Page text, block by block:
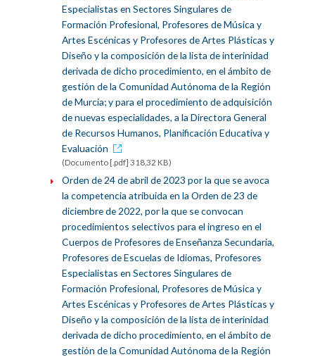
Especialistas en Sectores Singulares de
Formación Profesional, Profesores de Música y
Artes Escénicas y Profesores de Artes Plásticas y
Diseño y la composición de la lista de interinidad
derivada de dicho procedimiento, en el ámbito de
gestión de la Comunidad Autónoma de la Región
de Murcia; y para el procedimiento de adquisición
de nuevas especialidades, a la Directora General
de Recursos Humanos, Planificación Educativa y
Evaluación
(Documento [.pdf] 318,32 KB)
Orden de 24 de abril de 2023 por la que se avoca
la competencia atribuida en la Orden de 23 de
diciembre de 2022, por la que se convocan
procedimientos selectivos para el ingreso en el
Cuerpos de Profesores de Enseñanza Secundaria,
Profesores de Escuelas de Idiomas, Profesores
Especialistas en Sectores Singulares de
Formación Profesional, Profesores de Música y
Artes Escénicas y Profesores de Artes Plásticas y
Diseño y la composición de la lista de interinidad
derivada de dicho procedimiento, en el ámbito de
gestión de la Comunidad Autónoma de la Región